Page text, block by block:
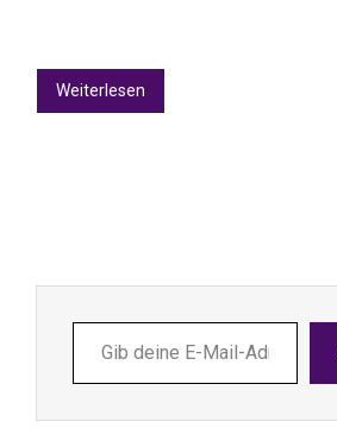
Weiterlesen
deine
E-